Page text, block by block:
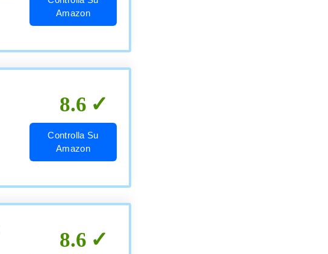
Amazon
8.6
Controlla Su
Amazon
8.6